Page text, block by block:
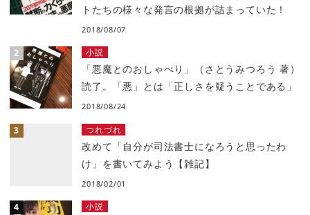
トたちの様々な発言の根拠が詰まっていた！
2018/08/07
小説
「悪魔とのおしゃべり」（さとうみつろう 著）
読了。「悪」とは「正しさを疑うことである」
2018/08/24
つれづれ
改めて「自分が司法書士になろうと思ったわ
け」を書いてみよう【雑記】
2018/02/01
小説